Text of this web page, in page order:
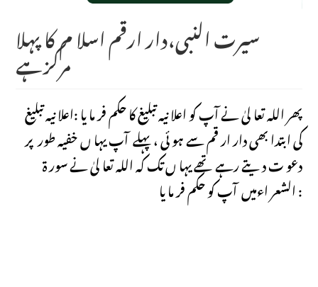
سیرت النبی،دار ارقم اسلا م کا پہلا
مرکزہے
پھر اللہ تعا لیٰ نے آپ کو اعلا نیہ تبلیغ کا حکم فر ما یا :اعلا نیہ تبلیغ
کی ابتدا بھی دار ار قم سے ہو ئی ، پہلے آپ یہا ں خفیہ طور پر
دعو ت دیتے رہے تھے یہا ں تک کہ اللہ تعا لیٰ نے سور ۃ
الشعر اءمیں آپ کو حکم فر ما یا :